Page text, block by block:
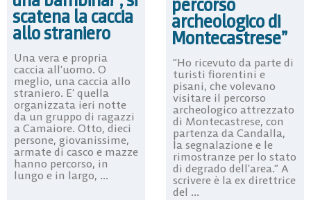
scatena la caccia
allo straniero
Una vera e propria
caccia all’uomo. O
meglio, una caccia allo
straniero. E’ quella
organizzata ieri notte
da un gruppo di ragazzi
a Camaiore. Otto, dieci
persone, giovanissime,
armate di casco e mazze
hanno percorso, in
lungo e in largo, ...
percorso
archeologico di
Montecastrese”
“Ho ricevuto da parte di
turisti fiorentini e
pisani, che volevano
visitare il percorso
archeologico attrezzato
di Montecastrese, con
partenza da Candalla,
la segnalazione e le
rimostranze per lo stato
di degrado dell’area.” A
scrivere è la ex direttrice
del ...